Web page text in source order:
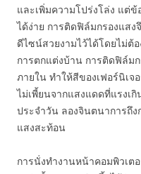
และเพิ่มความโปร่งโล่ง แต่
ได้ง่าย การติดฟิล์มกรองแส
ดีไซน์สวยงามไว้ได้โดยไม่ต้
การตกแต่งบ้าน การติดฟิล์ม
ภายใน ทำให้สีของเฟอร์นิเจ
ไม่เพี้ยนจากแสงแดดที่แรงเ
ประจำวัน ลองจินตนาการถึง
แสงสะท้อน
การนั่งทำงานหน้าคอมพิวเต